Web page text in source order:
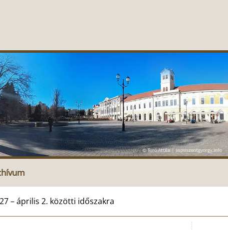
– április 2. közötti időszakra